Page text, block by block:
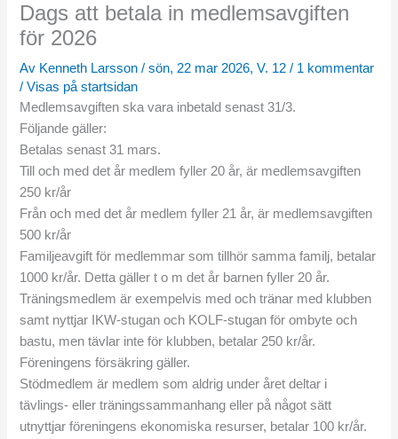
Dags att betala in medlemsavgiften
för 2026
Av Kenneth Larsson/sön, 22 mar 2026, V. 12/ 1 kommentar
/Visas på startsidan
Medlemsavgiften ska vara inbetald senast 31/3.
Följande gäller:
Betalas senast 31 mars.
Till och med det år medlem fyller 20 år, är medlemsavgiften
250 kr/år
Från och med det år medlem fyller 21 år, är medlemsavgiften
500 kr/år
Familjeavgift för medlemmar som tillhör samma familj, betalar
1000 kr/år. Detta gäller t o m det år barnen fyller 20 år.
Träningsmedlem är exempelvis med och tränar med klubben
samt nyttjar IKW-stugan och KOLF-stugan för ombyte och
bastu, men tävlar inte för klubben, betalar 250 kr/år.
Föreningens försäkring gäller.
Stödmedlem är medlem som aldrig under året deltar i
tävlings- eller träningssammanhang eller på något sätt
utnyttjar föreningens ekonomiska resurser, betalar 100 kr/år.